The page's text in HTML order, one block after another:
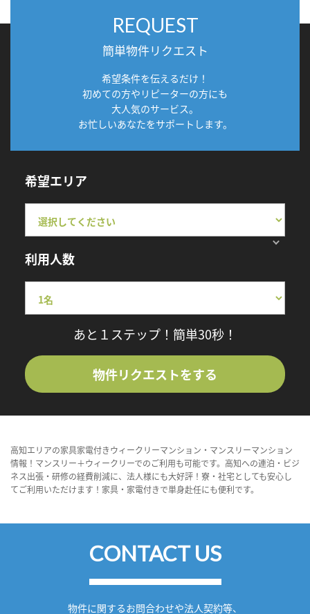
REQUEST
簡単物件リクエスト
希望条件を伝えるだけ！
初めての方やリピーターの方にも
大人気のサービス。
お忙しいあなたをサポートします。
希望エリア
利用人数
あと１ステップ！簡単30秒！
物件リクエストをする
高知エリアの家具家電付きウィークリーマンション・マンスリーマンション
情報！マンスリー＋ウィークリーでのご利用も可能です。高知への連泊・ビジ
ネス出張・研修の経費削減に、法人様にも大好評！寮・社宅としても安心し
てご利用いただけます！家具・家電付きで単身赴任にも便利です。
CONTACT US
物件に関するお問合わせや法人契約等、